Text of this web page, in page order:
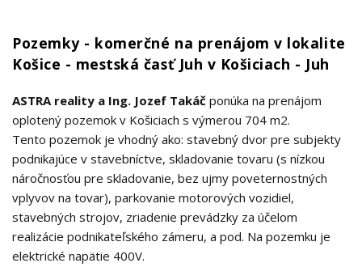
Pozemky - komerčné na prenájom v lokalite
Košice - mestská časť Juh v Košiciach - Juh
ASTRA reality a Ing. Jozef Takáč ponúka na prenájom
oplotený pozemok v Košiciach s výmerou 704 m2.
Tento pozemok je vhodný ako: stavebný dvor pre subjekty
podnikajúce v stavebníctve, skladovanie tovaru (s nízkou
náročnosťou pre skladovanie, bez ujmy poveternostných
vplyvov na tovar), parkovanie motorových vozidiel,
stavebných strojov, zriadenie prevádzky za účelom
realizácie podnikateľského zámeru, a pod. Na pozemku je
elektrické napätie 400V.